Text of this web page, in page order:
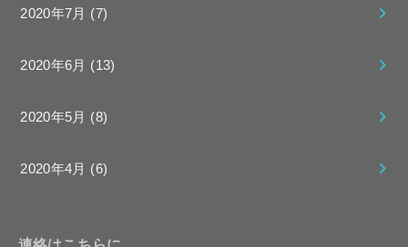
2020年7月 (7)
2020年6月 (13)
2020年5月 (8)
2020年4月 (6)